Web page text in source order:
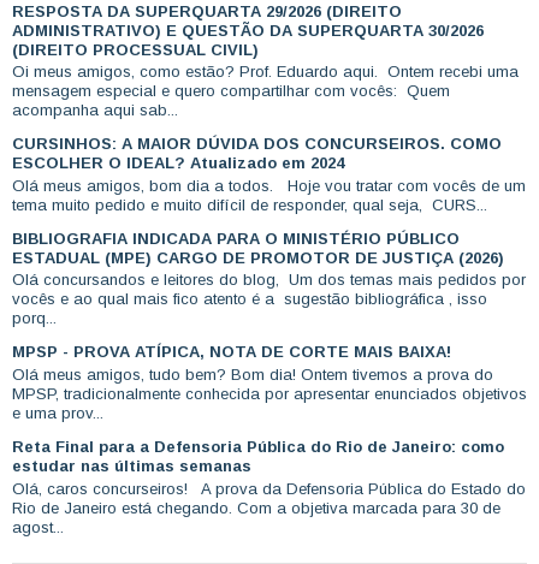
RESPOSTA DA SUPERQUARTA 29/2026 (DIREITO
ADMINISTRATIVO) E QUESTÃO DA SUPERQUARTA 30/2026
(DIREITO PROCESSUAL CIVIL)
Oi meus amigos, como estão? Prof. Eduardo aqui. Ontem recebi uma
mensagem especial e quero compartilhar com vocês: Quem
acompanha aqui sab...
CURSINHOS: A MAIOR DÚVIDA DOS CONCURSEIROS. COMO
ESCOLHER O IDEAL? Atualizado em 2024
Olá meus amigos, bom dia a todos. Hoje vou tratar com vocês de um
tema muito pedido e muito difícil de responder, qual seja, CURS...
BIBLIOGRAFIA INDICADA PARA O MINISTÉRIO PÚBLICO
ESTADUAL (MPE) CARGO DE PROMOTOR DE JUSTIÇA (2026)
Olá concursandos e leitores do blog, Um dos temas mais pedidos por
vocês e ao qual mais fico atento é a sugestão bibliográfica , isso
porq...
MPSP - PROVA ATÍPICA, NOTA DE CORTE MAIS BAIXA!
Olá meus amigos, tudo bem? Bom dia! Ontem tivemos a prova do
MPSP, tradicionalmente conhecida por apresentar enunciados objetivos
e uma prov...
Reta Final para a Defensoria Pública do Rio de Janeiro: como
estudar nas últimas semanas
Olá, caros concurseiros! A prova da Defensoria Pública do Estado do
Rio de Janeiro está chegando. Com a objetiva marcada para 30 de
agost...